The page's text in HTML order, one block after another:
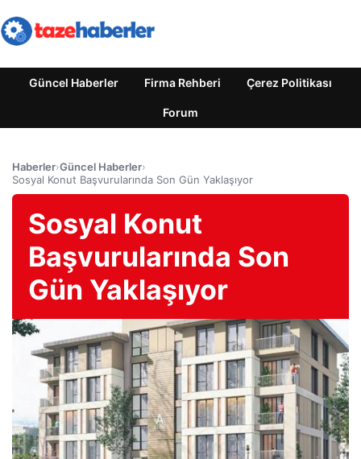
Güncel Haberler Firma Rehberi Çerez Politikası
Forum
Haberler›Güncel Haberler›
Sosyal Konut Başvurularında Son Gün Yaklaşıyor
Sosyal Konut
Başvurularında Son
Gün Yaklaşıyor